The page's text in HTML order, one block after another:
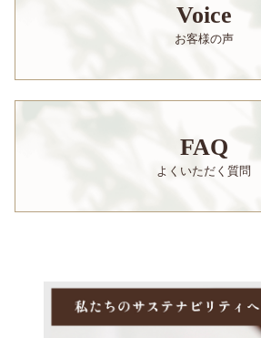
Voice
お客様の声
FAQ
よくいただく質問